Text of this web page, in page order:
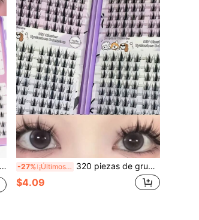
-27% ¡Últimos 3 días 320 piezas de grupos de pestañas puntiagudas de estilo manga, extensión de pestañas DIY, longitud de 13 mm y grosor de 0.07, aspecto natural de grupos de pestañas de anime, grupos de pestañas delgadas de maquillaje coreano, estilo asiático, reutilizables, fácil para principiantes
$4.09